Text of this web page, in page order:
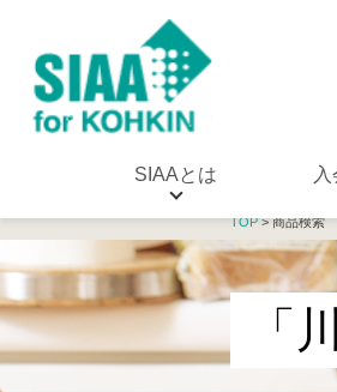
SIAAとは
TOP> 商品検索
「